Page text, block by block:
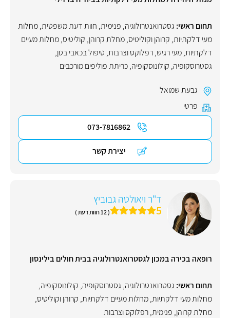
תחום ראשי: גסטרואנטרולוגיה, פנימית, חוות דעת משפטית,מחלות
מעי דלקתיות, קרוהן וקוליטיס,מחלת קרוהן, קוליטיס,מחלות מעיים
דלקתיות,מעי רגיש,רפלוקס וצרבות, טיפול בכאבי בטן,
גסטרוסקופיה, קולונוסקופיה,כריתת פוליפים מורכבים
גבעת שמואל
פרטי
073-7816862
יצירת קשר
ד"ר ויאולטה גבוביץ
5 ( 12 חוות דעת )
רופאה בכירה במכון לגסטרואנטרולוגיה בבית חולים בילינסון
תחום ראשי: גסטרואנטרולוגיה, גסטרוסקופיה, קולונוסקופיה,
מחלות מעי דלקתיות,מחלות מעיים דלקתיות, קרוהן וקוליטיס,
מחלת קרוהן, פנימית,רפלוקס וצרבות